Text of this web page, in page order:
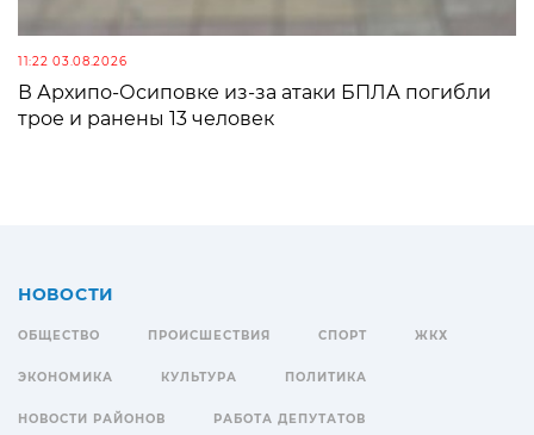
11:22 03.08.2026
В Архипо-Осиповке из-за атаки БПЛА погибли
трое и ранены 13 человек
НОВОСТИ
ОБЩЕСТВО ПРОИСШЕСТВИЯ СПОРТ ЖКХ
ЭКОНОМИКА КУЛЬТУРА ПОЛИТИКА
НОВОСТИ РАЙОНОВ РАБОТА ДЕПУТАТОВ